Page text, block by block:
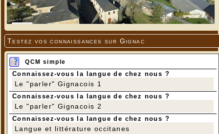
Testez vos connaissances sur Gignac
QCM simple
Connaissez-vous la langue de chez nous ?
Le "parler" Gignacois 1
Connaissez-vous la langue de chez nous ?
Le "parler" Gignacois 2
Connaissez-vous la langue de chez nous ?
Langue et littérature occitanes